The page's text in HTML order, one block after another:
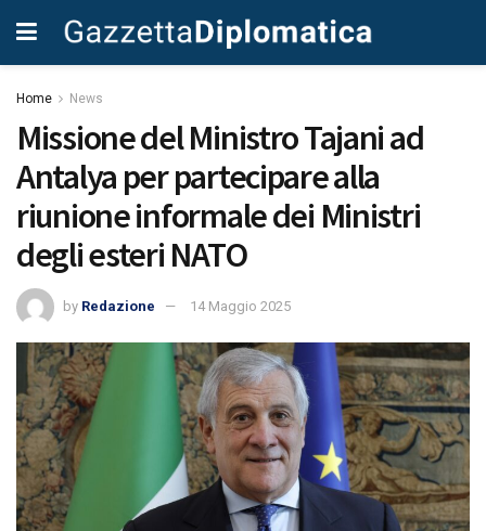
Home News
Missione del Ministro Tajani ad
Antalya per partecipare alla
riunione informale dei Ministri
degli esteri NATO
by Redazione 14 Maggio 2025